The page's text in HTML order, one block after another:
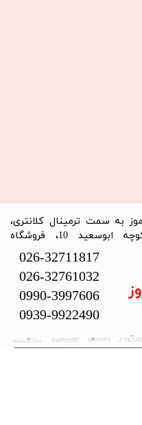
سلما سیستم می‌باشد.
به سمت ترمینال کلانتری،
دولت آباد، خیابان نشاط، نبش کوچه ابوسعید 10، فروشگاه
026-32711817
026-32761032
0990-3997606
0939-9922490